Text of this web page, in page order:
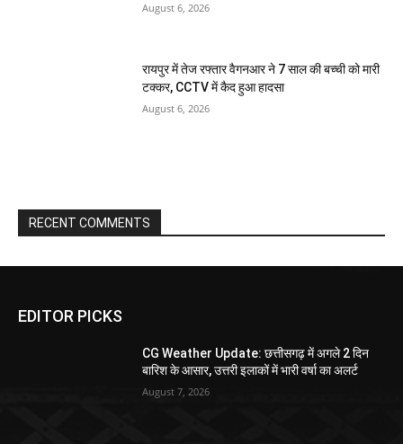
August 6, 2026
रायपुर में तेज रफ्तार वैगनआर ने 7 साल की बच्ची को मारी
टक्कर, CCTV में कैद हुआ हादसा
August 6, 2026
RECENT COMMENTS
EDITOR PICKS
CG Weather Update: छत्तीसगढ़ में अगले 2 दिन
बारिश के आसार, उत्तरी इलाकों में भारी वर्षा का अलर्ट
August 7, 2026